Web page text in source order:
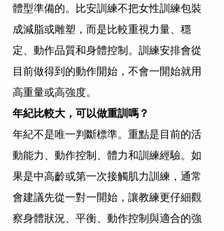
體型準備的。比安訓練不把女性訓練包裝
成減脂或雕塑，而是比較重視力量、穩
定、動作品質和身體控制。訓練安排會從
目前做得到的動作開始，不會一開始就用
高重量或高強度。
年紀比較大，可以做重訓嗎？
年紀不是唯一判斷標準。重點是目前的活
動能力、動作控制、體力和訓練經驗。如
果是中高齡或第一次接觸肌力訓練，通常
會建議先從一對一開始，讓教練更仔細觀
察身體狀況、平衡、動作控制與適合的強